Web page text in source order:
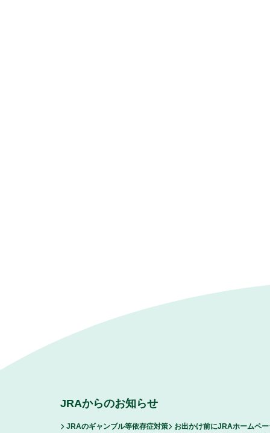
JRAからのお知らせ
JRAのギャンブル等依存症対策
お出かけ前にJRAホームペ